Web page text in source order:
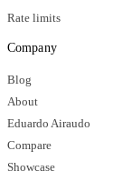
Rate limits
Company
Blog
About
Eduardo Airaudo
Compare
Showcase